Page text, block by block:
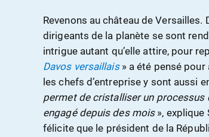
Revenons au château de
dirigeants de la planète se sont
intrigue autant qu’elle attire, pour
Davos versaillais» a été pensé
les chefs d’entreprise y sont aussi
permet de cristalliser un
engagé depuis des mois», explique
félicite que le président de la